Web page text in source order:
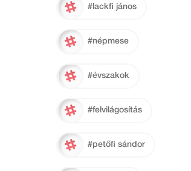
#lackfi jános
#népmese
#évszakok
#felvilágosítás
#petőfi sándor